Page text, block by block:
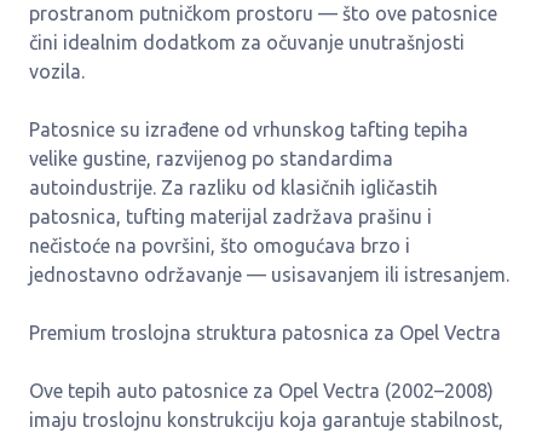
prostranom putničkom prostoru — što ove patosnice
čini idealnim dodatkom za očuvanje unutrašnjosti
vozila.
Patosnice su izrađene od vrhunskog tafting tepiha
velike gustine, razvijenog po standardima
autoindustrije. Za razliku od klasičnih igličastih
patosnica, tufting materijal zadržava prašinu i
nečistoće na površini, što omogućava brzo i
jednostavno održavanje — usisavanjem ili istresanjem.
Premium troslojna struktura patosnica za Opel Vectra
Ove tepih auto patosnice za Opel Vectra (2002–2008)
imaju troslojnu konstrukciju koja garantuje stabilnost,